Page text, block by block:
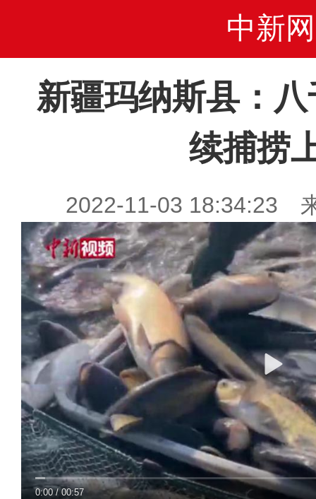
中新网
新疆玛纳斯县：
续捕捞
2022-11-03 18:34:23
0:00/00:57